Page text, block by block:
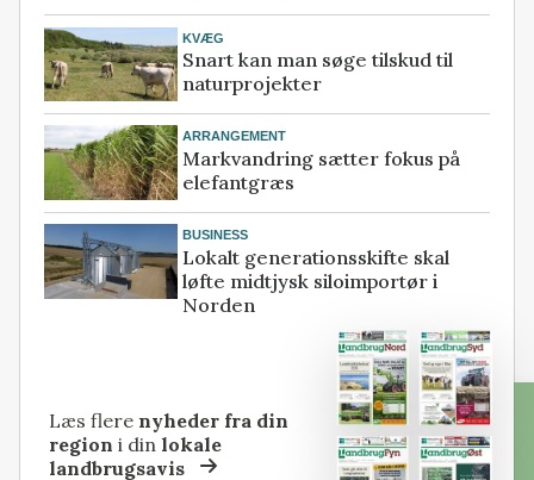
KVÆG
Snart kan man søge tilskud til
naturprojekter
ARRANGEMENT
Markvandring sætter fokus på
elefantgræs
BUSINESS
Lokalt generationsskifte skal
løfte midtjysk siloimportør i
Norden
Læs flere nyheder fra din
region i dinlokale
landbrugsavis